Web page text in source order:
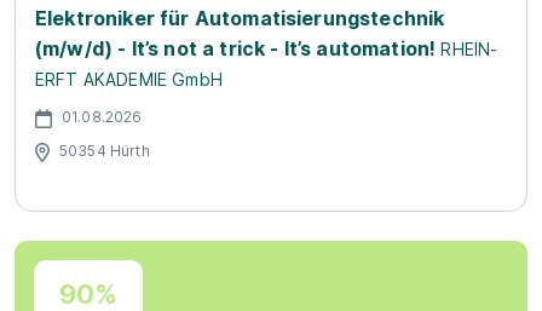
Elektroniker für Automatisierungstechnik
(m/w/d) - It’s not a trick - It’s automation! RHEIN-
ERFT AKADEMIE GmbH
01.08.2026
50354 Hürth
90%